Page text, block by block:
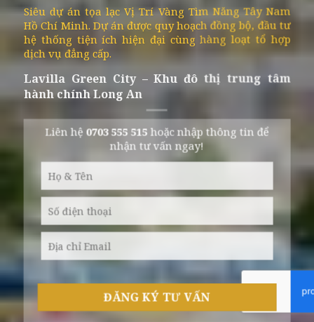
Siêu dự án tọa lạc Vị Trí Vàng Tìm Năng Tây Nam
Hồ Chí Minh. Dự án được quy hoạch đồng bộ, đầu tư
hệ thống tiện ích hiện đại cùng hàng loạt tổ hợp
dịch vụ đẳng cấp.
Lavilla Green City – Khu đô thị trung tâm
hành chính Long An
Liên hệ 0703 555 515 hoặc nhập thông tin để
nhận tư vấn ngay!